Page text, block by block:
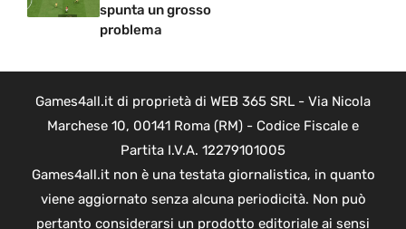
spunta un grosso
problema
Games4all.it di proprietà di WEB 365 SRL - Via Nicola
Marchese 10, 00141 Roma (RM) - Codice Fiscale e
Partita I.V.A. 12279101005
Games4all.it non è una testata giornalistica, in quanto
viene aggiornato senza alcuna periodicità. Non può
pertanto considerarsi un prodotto editoriale ai sensi